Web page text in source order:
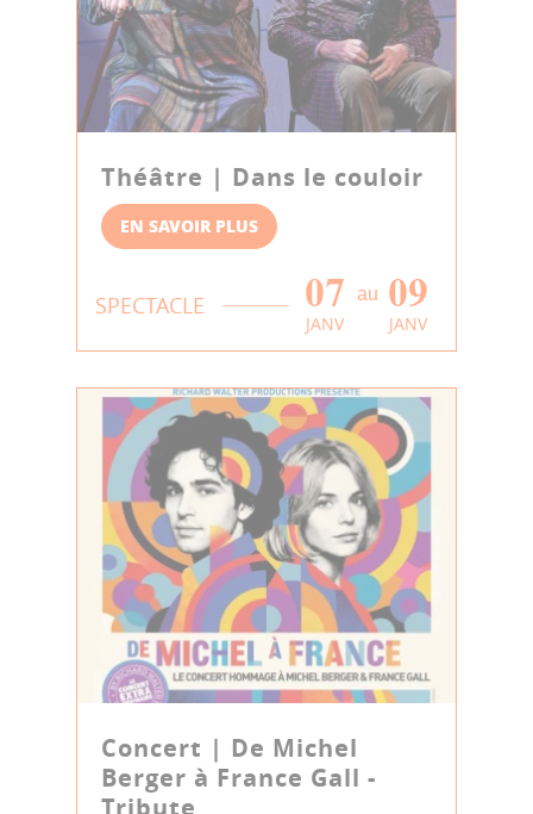
Théâtre | Dans le couloir
EN SAVOIR PLUS
SPECTACLE 07
JANV
au 09
JANV
Concert | De Michel
Berger à France Gall -
Tribute